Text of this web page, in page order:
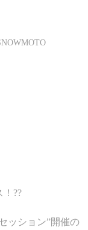
??
ッション”開催の